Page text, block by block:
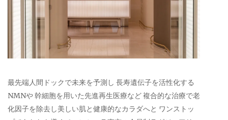
最先端人間ドックで未来を予測し 長寿遺伝子を活性化する
NMNや 幹細胞を用いた先進再生医療など 複合的な治療で老
化因子を除去し美しい肌と健康的なカラダへと ワンストッ